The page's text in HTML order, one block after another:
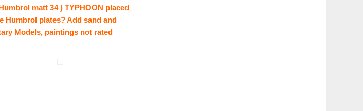
matt 34 ) TYPHOON placed
Humbrol plates? Add sand and
Models, paintings not rated